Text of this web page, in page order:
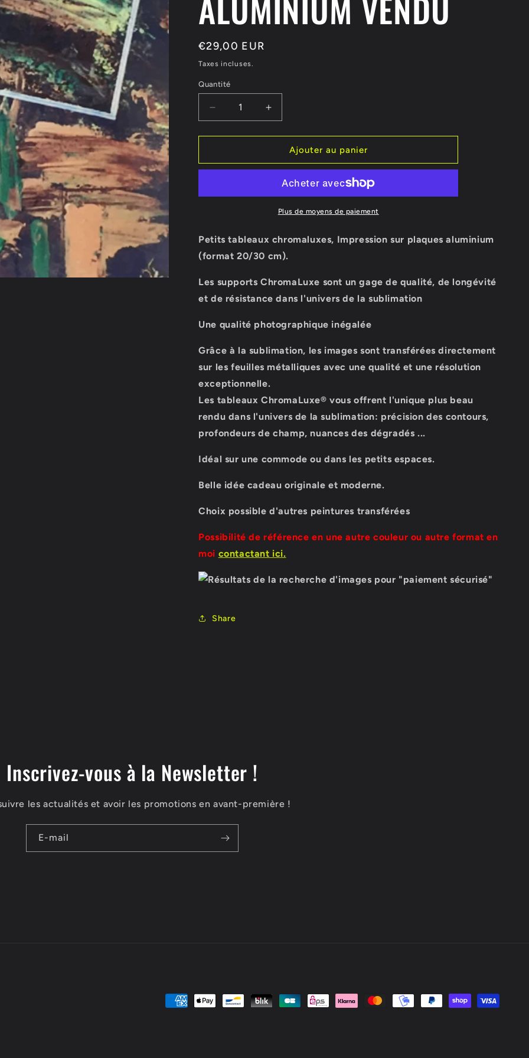
o
Prix
habituel
€29,00 EUR
Taxes incluses.
Quantité
Réduire
la
quantité
TABLEAU
NATURELS
ALUMINIUM
Augmenter
la
quantité
TABLEAU
REFLETS
NATURELS
SUR
ALUMINIUM
VENDU
Ajouter au panier
Plus de moyens de paiement
Petits tableaux chromaluxes, Impression sur plaques aluminium
(format 20/30 cm).
Les supports ChromaLuxe sont un gage de qualité, de longévité
et de résistance dans l'univers de la sublimation
Une qualité photographique inégalée
Grâce à la sublimation, les images sont transférées directement
sur les feuilles métalliques avec une qualité et une résolution
exceptionnelle.
Les tableaux ChromaLuxe® vous offrent l'unique plus beau
rendu dans l'univers de la sublimation: précision des contours,
profondeurs de champ, nuances des dégradés ...
Idéal sur une commode ou dans les petits espaces.
Belle idée cadeau originale et moderne.
Choix possible d'autres peintures transférées
Possibilité de référence en une autre couleur ou autre format en
moi contactant ici.
Share
Inscrivez-vous à la Newsletter !
les actualités et avoir les promotions en avant-première !
E-mail
Moyens